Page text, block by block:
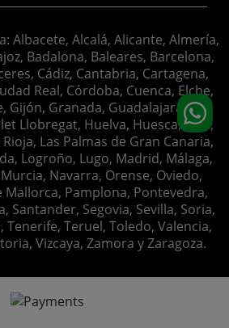
Albacete, Alcalá, Alicante, Almería,
Badalona, Baleares, Barcelona,
Cádiz, Cantabria, Cartagena,
Real, Córdoba, Cuenca, Elche,
Gijón, Granada, Guadalajara,
Llobregat, Huelva, Huesca, Jaén,
Rioja, Las Palmas de Gran Canaria,
Logroño, Lugo, Madrid, Málaga,
Navarra, Orense, Oviedo,
Mallorca, Pamplona, Pontevedra,
Santander, Segovia, Sevilla, Soria,
Tenerife, Teruel, Toledo, Valencia,
Vizcaya, Zamora y Zaragoza.